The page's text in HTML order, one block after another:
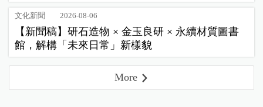
文化新聞 2026-08-06
【新聞稿】研石造物 × 金玉良研 × 永續材質圖書
館，解構「未來日常」新樣貌
More